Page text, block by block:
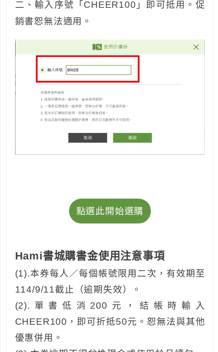
二、輸入序號「CHEER100」即可抵用。促
銷書恕無法適用。
點選此開始選購
Hami書城購書金使用注意事項
(1).本券每人／每個帳號限用二次，有效期至
114/9/11截止（逾期失效）。
(2).單書低消200元，結帳時輸入
CHEER100，即可折抵50元。恕無法與其他
優惠併用。